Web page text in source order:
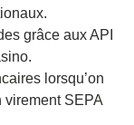
grâce aux API
lorsqu’on
virement SEPA